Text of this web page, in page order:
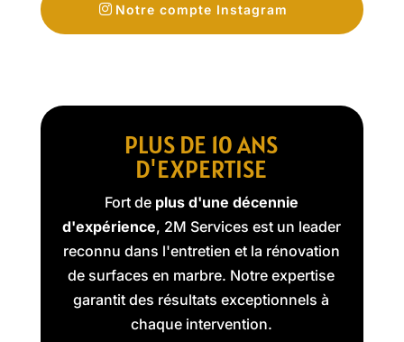
Notre compte Instagram
PLUS DE 10 ANS
D'EXPERTISE
Fort de plus d'une décennie
d'expérience, 2M Services est un leader
reconnu dans l'entretien et la rénovation
de surfaces en marbre. Notre expertise
garantit des résultats exceptionnels à
chaque intervention.